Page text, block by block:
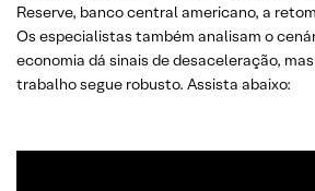
Reserve, banco central americano, a
Os especialistas também analisam o
economia dá sinais de desaceleração,
trabalho segue robusto. Assista abaixo: